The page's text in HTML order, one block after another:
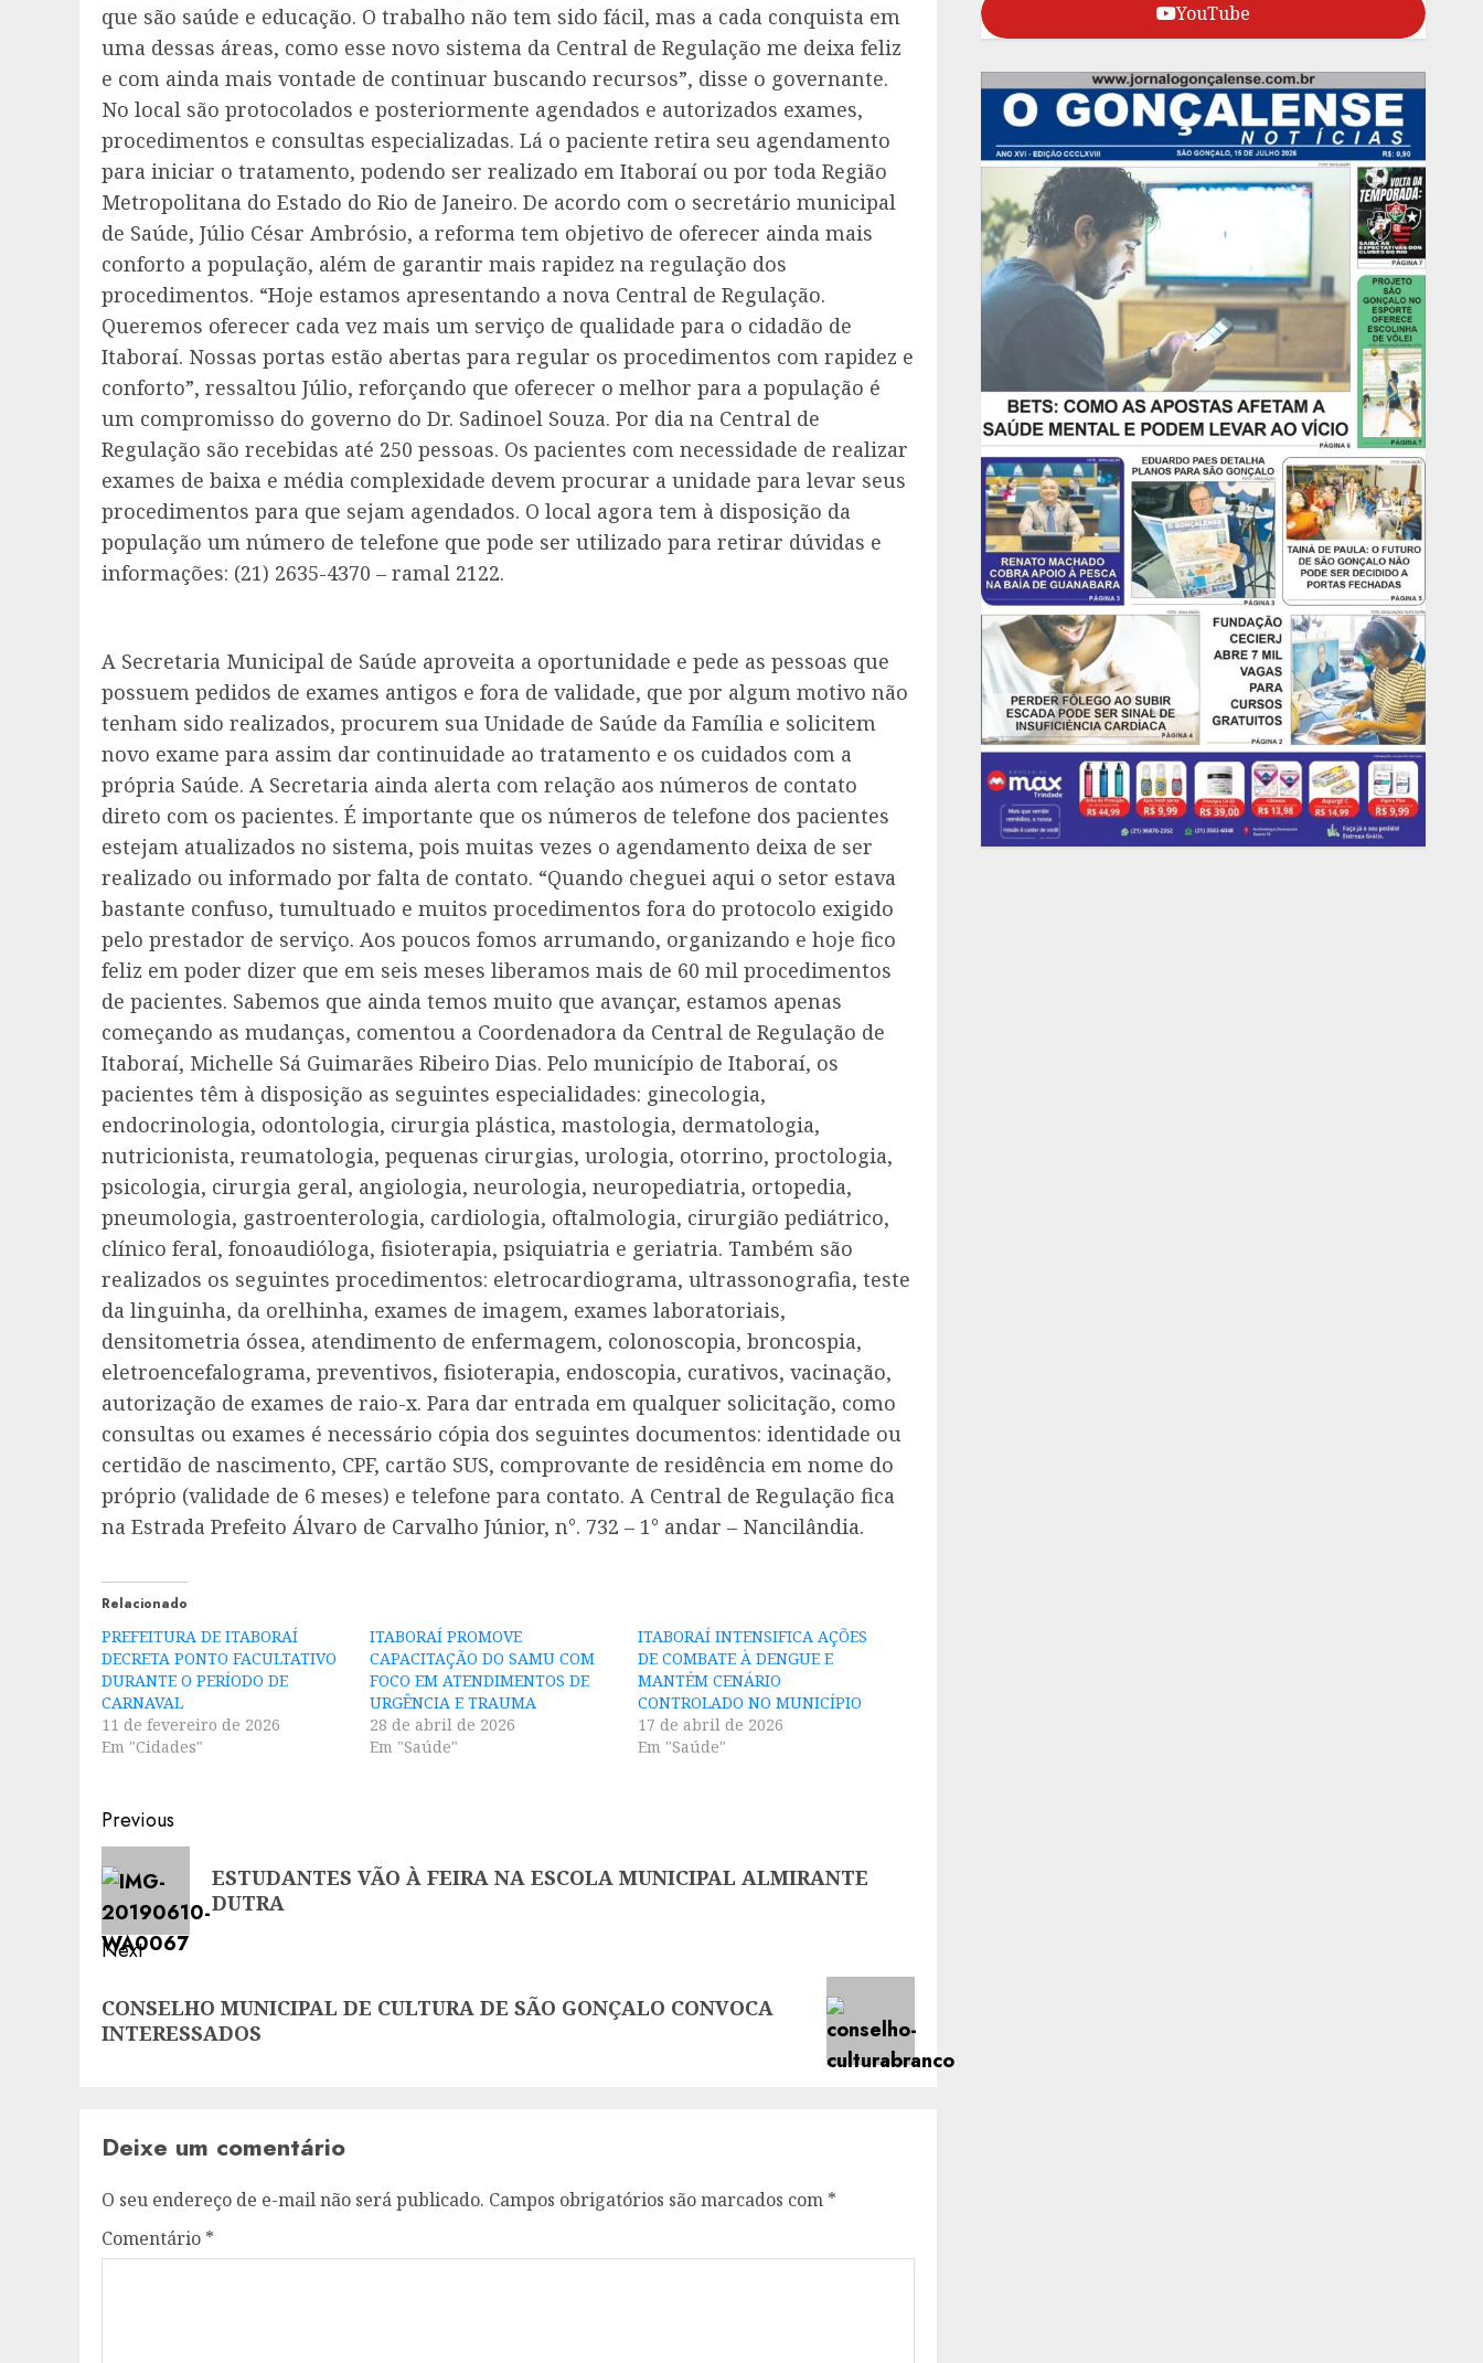
que são saúde e educação. O trabalho não tem sido fácil, mas a cada conquista em
uma dessas áreas, como esse novo sistema da Central de Regulação me deixa feliz
e com ainda mais vontade de continuar buscando recursos”, disse o governante.
No local são protocolados e posteriormente agendados e autorizados exames,
procedimentos e consultas especializadas. Lá o paciente retira seu agendamento
para iniciar o tratamento, podendo ser realizado em Itaboraí ou por toda Região
Metropolitana do Estado do Rio de Janeiro. De acordo com o secretário municipal
de Saúde, Júlio César Ambrósio, a reforma tem objetivo de oferecer ainda mais
conforto a população, além de garantir mais rapidez na regulação dos
procedimentos. “Hoje estamos apresentando a nova Central de Regulação.
Queremos oferecer cada vez mais um serviço de qualidade para o cidadão de
Itaboraí. Nossas portas estão abertas para regular os procedimentos com rapidez e
conforto”, ressaltou Júlio, reforçando que oferecer o melhor para a população é
um compromisso do governo do Dr. Sadinoel Souza. Por dia na Central de
Regulação são recebidas até 250 pessoas. Os pacientes com necessidade de realizar
exames de baixa e média complexidade devem procurar a unidade para levar seus
procedimentos para que sejam agendados. O local agora tem à disposição da
população um número de telefone que pode ser utilizado para retirar dúvidas e
informações: (21) 2635-4370 – ramal 2122.
A Secretaria Municipal de Saúde aproveita a oportunidade e pede as pessoas que
possuem pedidos de exames antigos e fora de validade, que por algum motivo não
tenham sido realizados, procurem sua Unidade de Saúde da Família e solicitem
novo exame para assim dar continuidade ao tratamento e os cuidados com a
própria Saúde. A Secretaria ainda alerta com relação aos números de contato
direto com os pacientes. É importante que os números de telefone dos pacientes
estejam atualizados no sistema, pois muitas vezes o agendamento deixa de ser
realizado ou informado por falta de contato. “Quando cheguei aqui o setor estava
bastante confuso, tumultuado e muitos procedimentos fora do protocolo exigido
pelo prestador de serviço. Aos poucos fomos arrumando, organizando e hoje fico
feliz em poder dizer que em seis meses liberamos mais de 60 mil procedimentos
de pacientes. Sabemos que ainda temos muito que avançar, estamos apenas
começando as mudanças, comentou a Coordenadora da Central de Regulação de
Itaboraí, Michelle Sá Guimarães Ribeiro Dias. Pelo município de Itaboraí, os
pacientes têm à disposição as seguintes especialidades: ginecologia,
endocrinologia, odontologia, cirurgia plástica, mastologia, dermatologia,
nutricionista, reumatologia, pequenas cirurgias, urologia, otorrino, proctologia,
psicologia, cirurgia geral, angiologia, neurologia, neuropediatria, ortopedia,
pneumologia, gastroenterologia, cardiologia, oftalmologia, cirurgião pediátrico,
clínico feral, fonoaudióloga, fisioterapia, psiquiatria e geriatria. Também são
realizados os seguintes procedimentos: eletrocardiograma, ultrassonografia, teste
da linguinha, da orelhinha, exames de imagem, exames laboratoriais,
densitometria óssea, atendimento de enfermagem, colonoscopia, broncospia,
eletroencefalograma, preventivos, fisioterapia, endoscopia, curativos, vacinação,
autorização de exames de raio-x. Para dar entrada em qualquer solicitação, como
consultas ou exames é necessário cópia dos seguintes documentos: identidade ou
certidão de nascimento, CPF, cartão SUS, comprovante de residência em nome do
próprio (validade de 6 meses) e telefone para contato. A Central de Regulação fica
na Estrada Prefeito Álvaro de Carvalho Júnior, n°. 732 – 1° andar – Nancilândia.
Relacionado
PREFEITURA DE ITABORAÍ
DECRETA PONTO FACULTATIVO
DURANTE O PERÍODO DE
CARNAVAL
11 de fevereiro de 2026
Em "Cidades"
ITABORAÍ PROMOVE
CAPACITAÇÃO DO SAMU COM
FOCO EM ATENDIMENTOS DE
URGÊNCIA E TRAUMA
28 de abril de 2026
Em "Saúde"
ITABORAÍ INTENSIFICA AÇÕES
DE COMBATE À DENGUE E
MANTÉM CENÁRIO
CONTROLADO NO MUNICÍPIO
17 de abril de 2026
Em "Saúde"
Post
navigation
Previous
Previous
post:
ESTUDANTES VÃO À FEIRA NA ESCOLA MUNICIPAL ALMIRANTE
DUTRA
Next
post:
CONSELHO MUNICIPAL DE CULTURA DE SÃO GONÇALO CONVOCA
INTERESSADOS
Deixe um comentário
O seu endereço de e-mail não será publicado. Campos obrigatórios são marcados com *
Comentário *
YouTube